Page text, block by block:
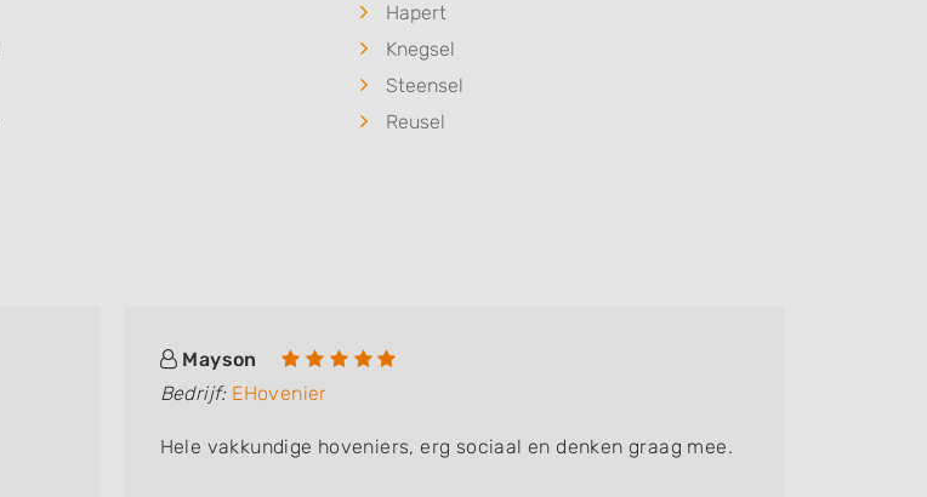
Hapert
Knegsel
Steensel
Reusel
Mayson
Bedrijf: EHovenier
Hele vakkundige hoveniers, erg sociaal en denken graag mee.